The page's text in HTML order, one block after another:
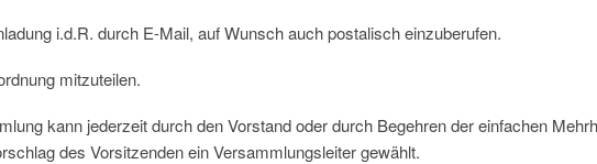
i.d.R. durch E-Mail, auf Wunsch auch postalisch einzuberufen.
mitzuteilen.
kann jederzeit durch den Vorstand oder durch Begehren der einfachen
des Vorsitzenden ein Versammlungsleiter gewählt.